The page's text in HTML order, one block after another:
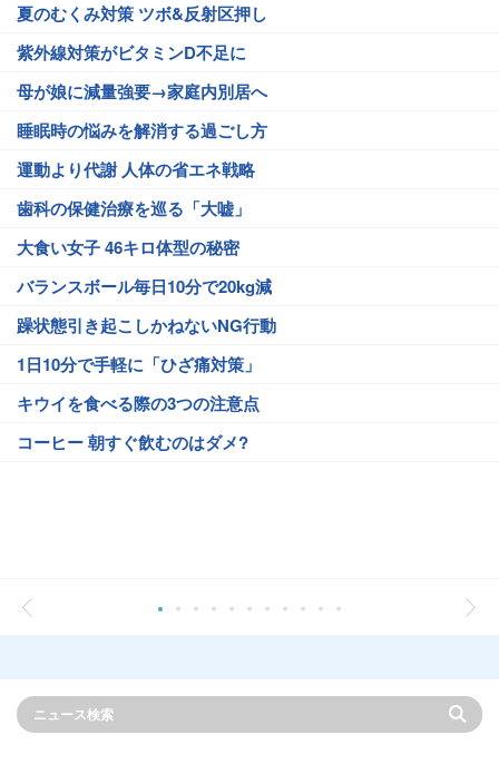
夏のむくみ対策 ツボ&反射区押し
紫外線対策がビタミンD不足に
母が娘に減量強要→家庭内別居へ
睡眠時の悩みを解消する過ごし方
運動より代謝 人体の省エネ戦略
歯科の保健治療を巡る「大嘘」
大食い女子 46キロ体型の秘密
バランスボール毎日10分で20kg減
躁状態引き起こしかねないNG行動
1日10分で手軽に「ひざ痛対策」
キウイを食べる際の3つの注意点
コーヒー 朝すぐ飲むのはダメ?